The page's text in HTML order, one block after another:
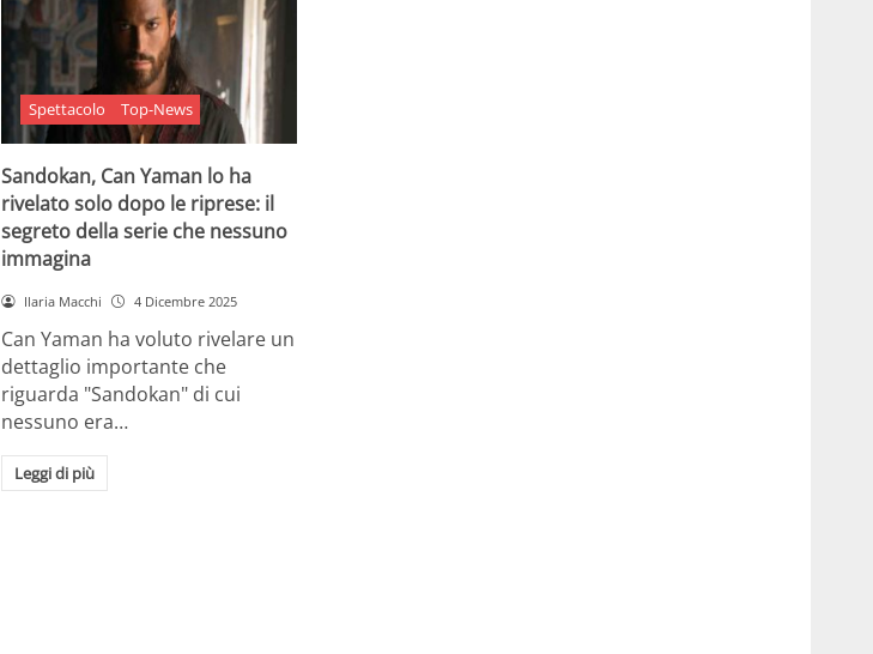
Spettacolo Top-News
Sandokan, Can Yaman lo ha
rivelato solo dopo le riprese: il
segreto della serie che nessuno
immagina
Ilaria Macchi 4 Dicembre 2025
Can Yaman ha voluto rivelare un
dettaglio importante che
riguarda "Sandokan" di cui
nessuno era…
Leggi di più